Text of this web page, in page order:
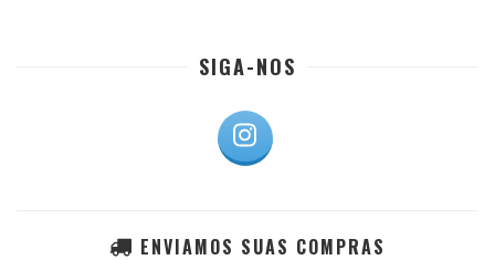
SIGA-NOS
ENVIAMOS SUAS COMPRAS